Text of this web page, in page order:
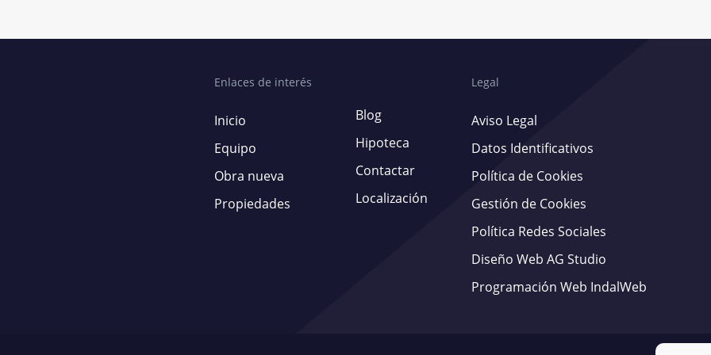
Enlaces de interés
Inicio
Equipo
Obra nueva
Propiedades
Blog
Hipoteca
Contactar
Localización
Legal
Aviso Legal
Datos Identificativos
Política de Cookies
Gestión de Cookies
Política Redes Sociales
Diseño Web AG Studio
Programación Web IndalWeb